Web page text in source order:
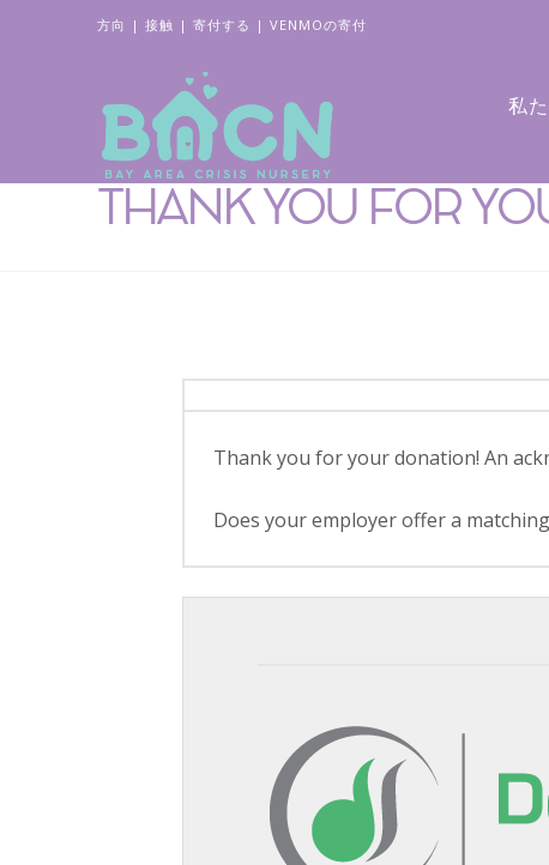
方向 | 接触 | 寄付する | VENMOの寄付
私
THANK YOU FOR
Thank you for your donation! An
Does your employer offer a